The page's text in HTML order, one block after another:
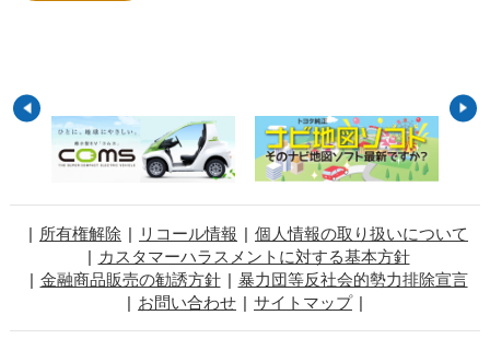
所有権解除 リコール情報
個人情報の取り扱いについて
カスタマーハラスメントに対する基本方針
金融商品販売の勧誘方針
暴力団等反社会的勢力排除宣言
お問い合わせ
サイトマップ